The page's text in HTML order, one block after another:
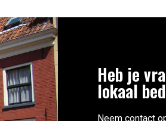
Heb je
lokaal
Neem contact